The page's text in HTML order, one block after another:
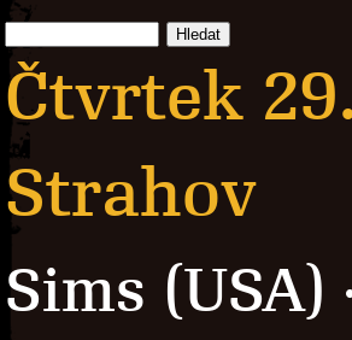
Čtvrtek
Strahov
Sims (USA)